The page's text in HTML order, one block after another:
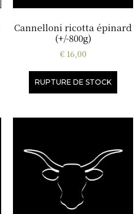
Cannelloni ricotta épinard
(+/-800g)
€16,00
RUPTURE DE STOCK